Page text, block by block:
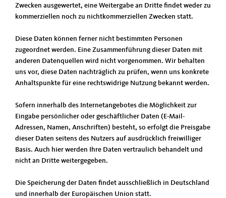
Zwecken ausgewertet, eine Weitergabe an Dritte findet weder zu
kommerziellen noch zu nichtkommerziellen Zwecken statt.
Diese Daten können ferner nicht bestimmten Personen
zugeordnet werden. Eine Zusammenführung dieser Daten mit
anderen Datenquellen wird nicht vorgenommen. Wir behalten
uns vor, diese Daten nachträglich zu prüfen, wenn uns konkrete
Anhaltspunkte für eine rechtswidrige Nutzung bekannt werden.
Sofern innerhalb des Internetangebotes die Möglichkeit zur
Eingabe persönlicher oder geschäftlicher Daten (E-Mail-
Adressen, Namen, Anschriften) besteht, so erfolgt die Preisgabe
dieser Daten seitens des Nutzers auf ausdrücklich freiwilliger
Basis. Auch hier werden Ihre Daten vertraulich behandelt und
nicht an Dritte weitergegeben.
Die Speicherung der Daten findet ausschließlich in Deutschland
und innerhalb der Europäischen Union statt.